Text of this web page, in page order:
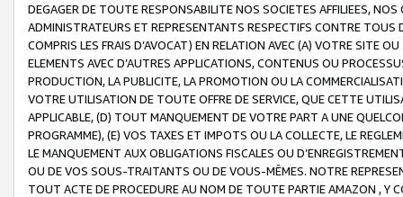
DEGAGER DE TOUTE RESPONSABILITE NOS SOCIETES AFFILIEES,
ADMINISTRATEURS ET REPRESENTANTS RESPECTIFS CONTRE
COMPRIS LES FRAIS D’AVOCAT) EN RELATION AVEC (A) VOTRE SITE
ELEMENTS AVEC D’AUTRES APPLICATIONS, CONTENUS OU
PRODUCTION, LA PUBLICITE, LA PROMOTION OU LA
VOTRE UTILISATION DE TOUTE OFFRE DE SERVICE, QUE CETTE
APPLICABLE, (D) TOUT MANQUEMENT DE VOTRE PART A UNE
PROGRAMME), (E) VOS TAXES ET IMPOTS OU LA COLLECTE, LE
LE MANQUEMENT AUX OBLIGATIONS FISCALES OU
OU DE VOS SOUS-TRAITANTS OU DE VOUS-MÊMES. NOTRE
TOUT ACTE DE PROCEDURE AU NOM DE TOUTE PARTIE AMAZON , Y